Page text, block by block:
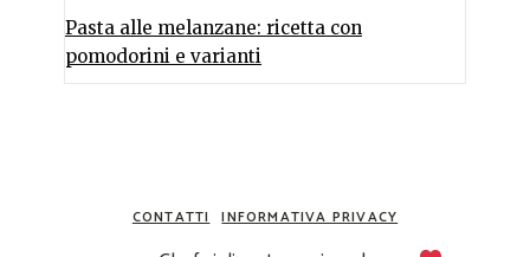
Pasta alle melanzane: ricetta con
pomodorini e varianti
CONTATTI INFORMATIVA PRIVACY